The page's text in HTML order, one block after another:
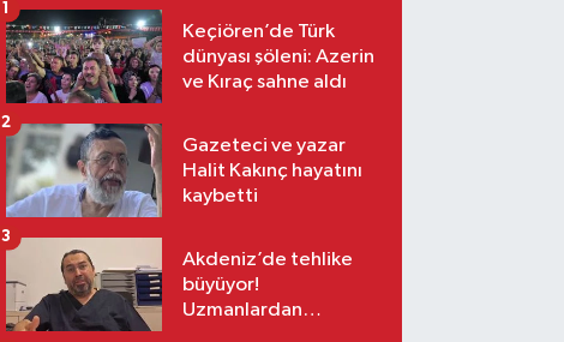
Keçiören’de Türk
dünyası şöleni: Azerin
ve Kıraç sahne aldı
1
Gazeteci ve yazar
Halit Kakınç hayatını
kaybetti
2
Akdeniz’de tehlike
büyüyor!
Uzmanlardan
3